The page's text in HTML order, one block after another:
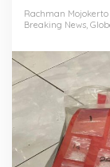
Rachman Mojokerto
Breaking News,